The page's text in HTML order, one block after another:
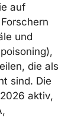
auf
und
die
sind.
2026
USA,